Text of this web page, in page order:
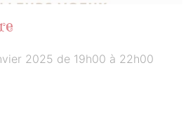
2025 de 19h00 à 22h00